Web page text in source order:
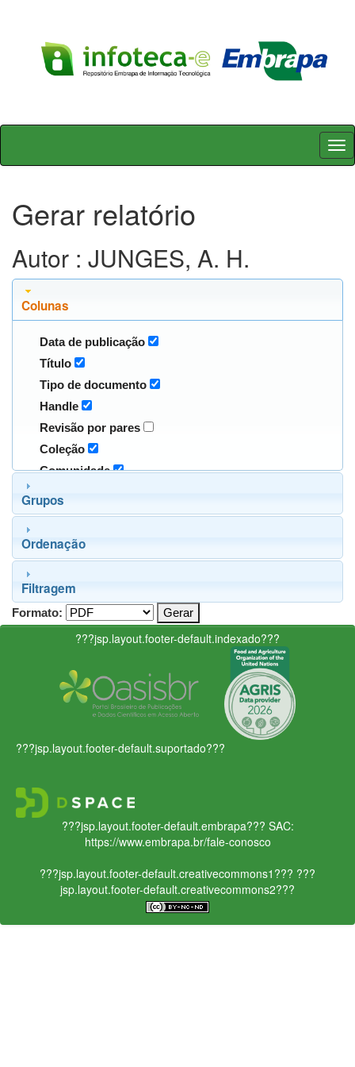
Skip
Gerar relatório
Autor : JUNGES, A. H.
Colunas
Data de publicação
Título
Tipo de documento
Handle
Revisão por pares
Coleção
Comunidade
Grupos
Ordenação
Filtragem
Formato:
???jsp.layout.footer-default.indexado???
???jsp.layout.footer-default.suportado???
???jsp.layout.footer-default.embrapa??? SAC:
https://www.embrapa.br/fale-conosco
???jsp.layout.footer-default.creativecommons1??? ???
jsp.layout.footer-default.creativecommons2???